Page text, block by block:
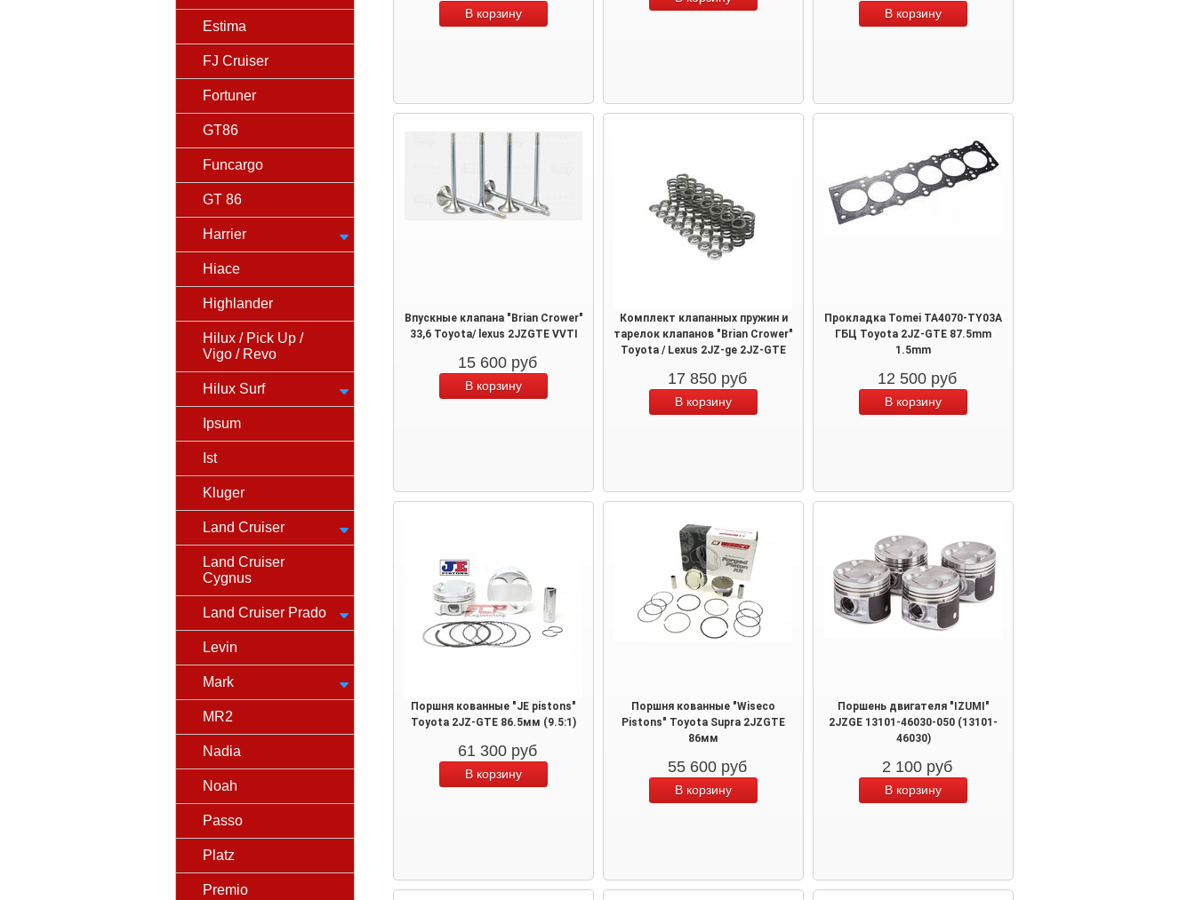
Estima
FJ Cruiser
Fortuner
GT86
Funcargo
GT 86
Harrier
Hiace
Highlander
Hilux / Pick Up /
Vigo / Revo
Hilux Surf
Ipsum
Ist
Kluger
Land Cruiser
Land Cruiser
Cygnus
Land Cruiser Prado
Levin
Mark
MR2
Nadia
Noah
Passo
Platz
Premio
Впускные клапана "Brian Crower"
33,6 Toyota/ lexus 2JZGTE VVTI
15 600 руб
Комплект клапанных пружин и
тарелок клапанов "Brian Crower"
Toyota / Lexus 2JZ-ge 2JZ-GTE
17 850 руб
Прокладка Tomei TA4070-TY03A
ГБЦ Toyota 2JZ-GTE 87.5mm
1.5mm
12 500 руб
Поршня кованные "JE pistons"
Toyota 2JZ-GTE 86.5мм (9.5:1)
61 300 руб
Поршня кованные "Wiseco
Pistons" Toyota Supra 2JZGTE
86мм
55 600 руб
Поршень двигателя "IZUMI"
2JZGE 13101-46030-050 (13101-
46030)
2 100 руб